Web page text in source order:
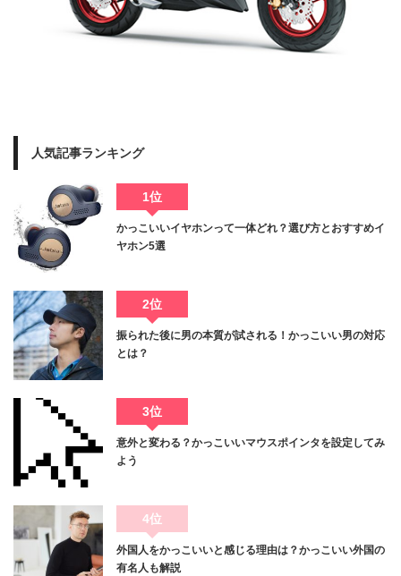
人気記事ランキング
1位
かっこいいイヤホンって一体どれ？選び方とおすすめイ
ヤホン5選
2位
振られた後に男の本質が試される！かっこいい男の対応
とは？
3位
意外と変わる？かっこいいマウスポインタを設定してみ
よう
4位
外国人をかっこいいと感じる理由は？かっこいい外国の
有名人も解説